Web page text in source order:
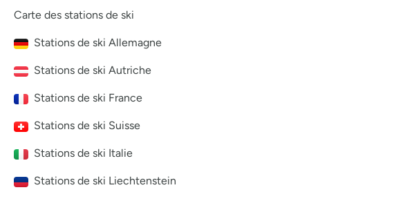
Carte des stations de ski
Stations de ski Allemagne
Stations de ski Autriche
Stations de ski France
Stations de ski Suisse
Stations de ski Italie
Stations de ski Liechtenstein